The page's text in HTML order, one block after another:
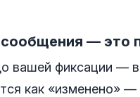
— это
вашей фиксации —
как «изменено» —